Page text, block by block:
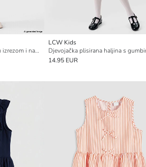
Djevojačka haljina s okruglim izrezom i naborima
LCW Kids
Djevojačka plisirana haljina s
14.95 EUR